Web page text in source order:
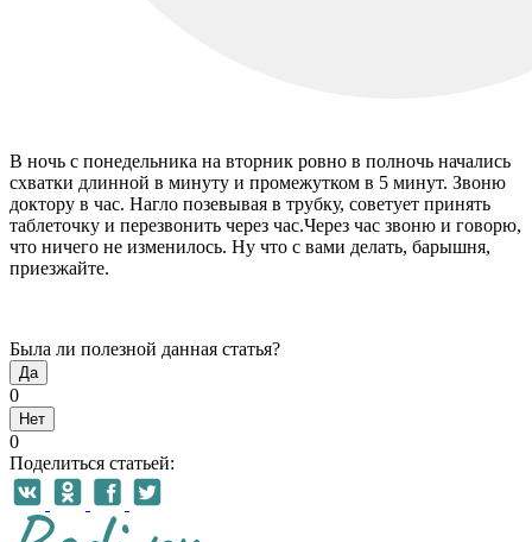
В ночь с понедельника на вторник ровно в полночь начались
схватки длинной в минуту и промежутком в 5 минут. Звоню
доктору в час. Нагло позевывая в трубку, советует принять
таблеточку и перезвонить через час.Через час звоню и говорю,
что ничего не изменилось. Ну что с вами делать, барышня,
приезжайте.
Была ли полезной данная статья?
Да
0
Нет
0
Поделиться статьей: